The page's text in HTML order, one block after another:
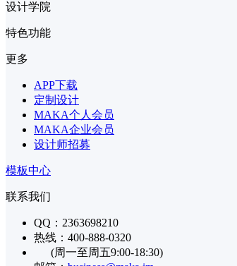
设计学院
特色功能
更多
APP下载
定制设计
MAKA个人会员
MAKA企业会员
设计师招募
模板中心
联系我们
QQ：2363698210
热线：400-888-0320
(周一至周五9:00-18:30)